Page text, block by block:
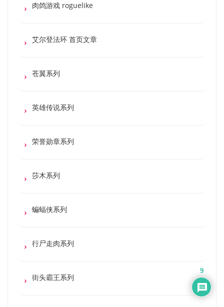
肉鸽游戏 roguelike
艾尔登法环 首页文章
苍翼系列
英雄传说系列
荣誉勋章系列
莎木系列
蝙蝠侠系列
行尸走肉系列
街头霸王系列
9